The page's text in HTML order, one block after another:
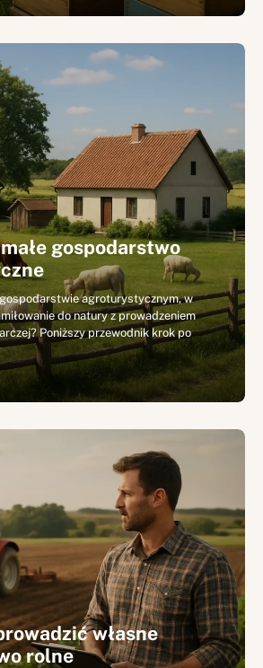
gospodarstwo
agroturystycznym, w
do natury z prowadzeniem
Poniższy przewodnik krok po
własne
rolne